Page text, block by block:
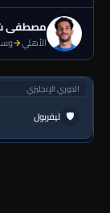
مصطفى
الأهلي→
الدوري الإنجليزي
🛡 ليفربول